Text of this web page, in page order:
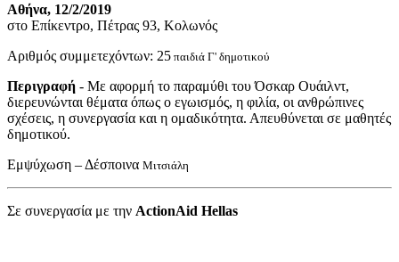
Αθήνα, 12/2/2019
στο Επίκεντρο, Πέτρας 93, Κολωνός
Αριθμός συμμετεχόντων: 25 παιδιά Γ' δημοτικού
Περιγραφή - Με αφορμή το παραμύθι του Όσκαρ Ουάιλντ,
διερευνώνται θέματα όπως ο εγωισμός, η φιλία, οι ανθρώπινες
σχέσεις, η συνεργασία και η ομαδικότητα. Απευθύνεται σε μαθητές
δημοτικού.
Εμψύχωση – Δέσποινα Μιτσιάλη
Σε συνεργασία με την ActionAid Hellas